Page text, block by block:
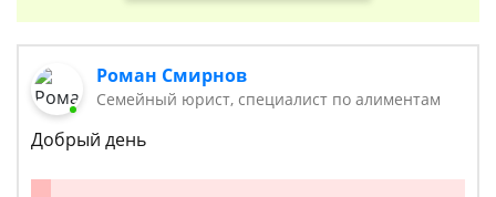
Роман Смирнов
Семейный юрист, специалист по алиментам
Добрый день